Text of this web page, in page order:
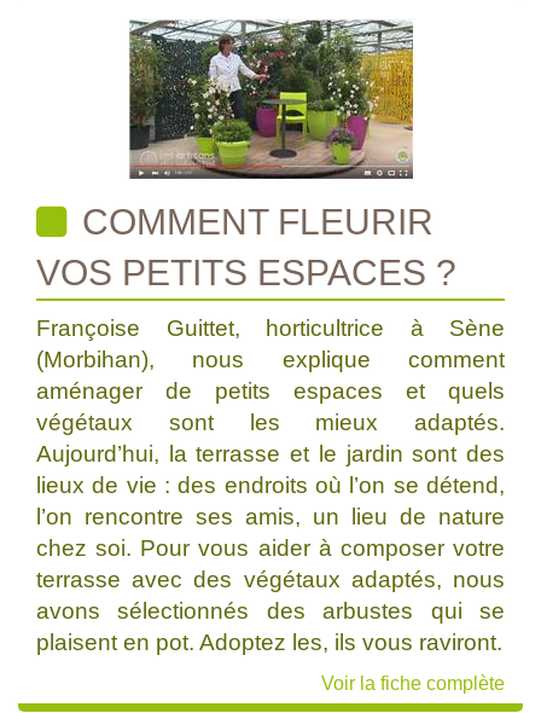
COMMENT FLEURIR
VOS PETITS ESPACES ?
Françoise Guittet, horticultrice à Sène
(Morbihan), nous explique comment
aménager de petits espaces et quels
végétaux sont les mieux adaptés.
Aujourd’hui, la terrasse et le jardin sont des
lieux de vie : des endroits où l’on se détend,
l’on rencontre ses amis, un lieu de nature
chez soi. Pour vous aider à composer votre
terrasse avec des végétaux adaptés, nous
avons sélectionnés des arbustes qui se
plaisent en pot. Adoptez les, ils vous raviront.
Voir la fiche complète